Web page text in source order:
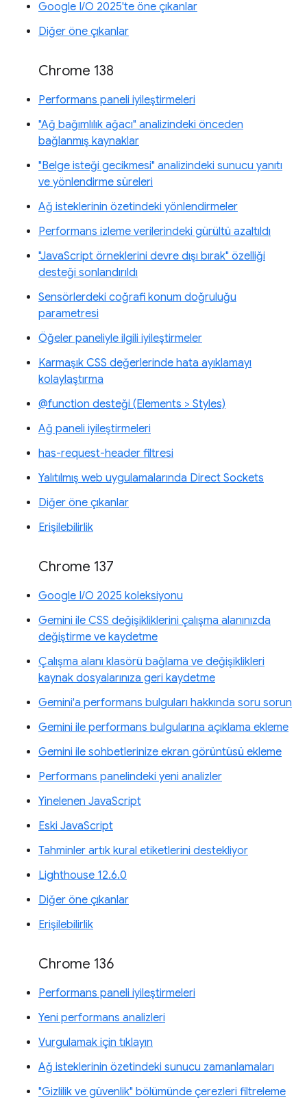
Google I/O 2025'te öne çıkanlar
Diğer öne çıkanlar
Chrome 138
Performans paneli iyileştirmeleri
"Ağ bağımlılık ağacı" analizindeki önceden
bağlanmış kaynaklar
"Belge isteği gecikmesi" analizindeki sunucu yanıtı
ve yönlendirme süreleri
Ağ isteklerinin özetindeki yönlendirmeler
Performans izleme verilerindeki gürültü azaltıldı
"JavaScript örneklerini devre dışı bırak" özelliği
desteği sonlandırıldı
Sensörlerdeki coğrafi konum doğruluğu
parametresi
Öğeler paneliyle ilgili iyileştirmeler
Karmaşık CSS değerlerinde hata ayıklamayı
kolaylaştırma
@function desteği (Elements > Styles)
Ağ paneli iyileştirmeleri
has-request-header filtresi
Yalıtılmış web uygulamalarında Direct Sockets
Diğer öne çıkanlar
Erişilebilirlik
Chrome 137
Google I/O 2025 koleksiyonu
Gemini ile CSS değişikliklerini çalışma alanınızda
değiştirme ve kaydetme
Çalışma alanı klasörü bağlama ve değişiklikleri
kaynak dosyalarınıza geri kaydetme
Gemini'a performans bulguları hakkında soru sorun
Gemini ile performans bulgularına açıklama ekleme
Gemini ile sohbetlerinize ekran görüntüsü ekleme
Performans panelindeki yeni analizler
Yinelenen JavaScript
Eski JavaScript
Tahminler artık kural etiketlerini destekliyor
Lighthouse 12.6.0
Diğer öne çıkanlar
Erişilebilirlik
Chrome 136
Performans paneli iyileştirmeleri
Yeni performans analizleri
Vurgulamak için tıklayın
Ağ isteklerinin özetindeki sunucu zamanlamaları
"Gizlilik ve güvenlik" bölümünde çerezleri filtreleme